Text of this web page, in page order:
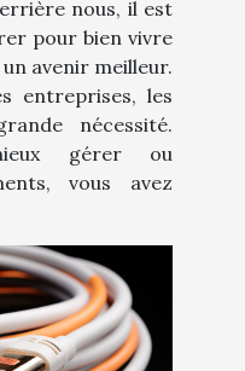
nous, il est
pour bien vivre
avenir meilleur.
entreprises, les
nécessité.
gérer ou
vous avez